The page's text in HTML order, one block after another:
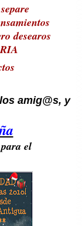
desearos
amig@s, y
el